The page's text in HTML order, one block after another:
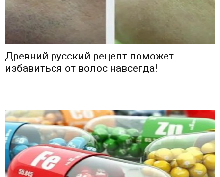
Древний русский рецепт поможет
избавиться от волос навсегда!